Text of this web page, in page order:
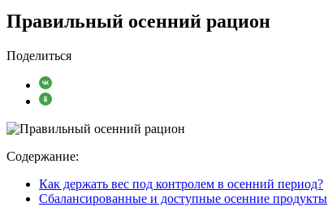
Правильный осенний рацион
Поделиться
Содержание:
Как держать вес под контролем в осенний период?
Сбалансированные и доступные осенние продукты